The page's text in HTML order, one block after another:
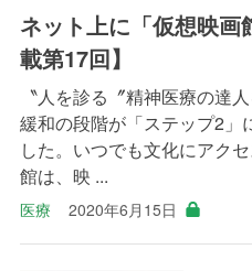
ネット上に「仮想映画
載第17回】
〝人を診る〞精神医療の達
緩和の段階が「ステップ2」
した。いつでも文化にアク
館は、映 ...
医療 2020年6月15日